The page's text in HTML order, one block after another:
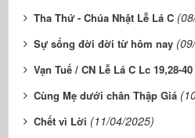
Tha Thứ - Chúa Nhật Lễ Lá C
Sự sống đời đời từ hôm nay
Vạn Tuế / CN Lễ Lá C Lc 19,28-40
Cùng Mẹ dưới chân Thập Giá
Chết vì Lời (11/04/2025)